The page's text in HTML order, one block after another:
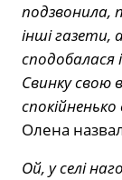
подзвонила,
інші газети,
сподобалася
Свинку свою
Олена
Ой, у селі